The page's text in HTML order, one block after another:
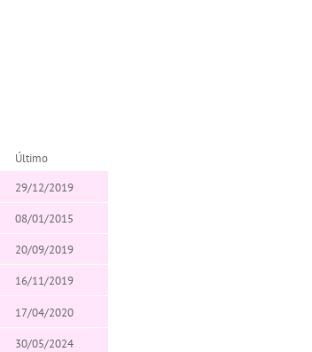
Último
29/12/2019
08/01/2015
20/09/2019
16/11/2019
17/04/2020
30/05/2024